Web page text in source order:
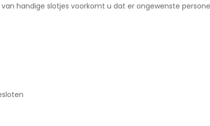
handige slotjes voorkomt u dat er ongewenste